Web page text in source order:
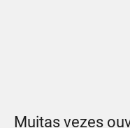
Muitas vezes